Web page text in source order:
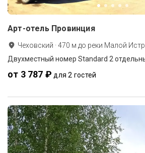
Арт-отель Провинция
Чеховский ·470 м до реки Малой
Двухместный номер Standard 2
от 3 787 ₽ для 2 гостей